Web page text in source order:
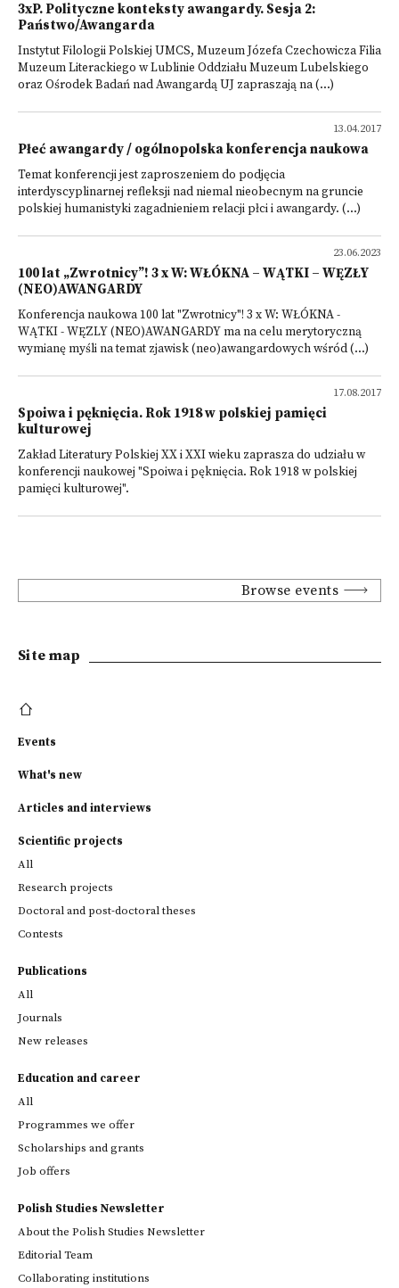
3xP. Polityczne konteksty awangardy. Sesja 2:
Państwo/Awangarda
Instytut Filologii Polskiej UMCS, Muzeum Józefa Czechowicza Filia
Muzeum Literackiego w Lublinie Oddziału Muzeum Lubelskiego
oraz Ośrodek Badań nad Awangardą UJ zapraszają na (...)
13.04.2017
Płeć awangardy / ogólnopolska konferencja naukowa
Temat konferencji jest zaproszeniem do podjęcia
interdyscyplinarnej refleksji nad niemal nieobecnym na gruncie
polskiej humanistyki zagadnieniem relacji płci i awangardy. (...)
23.06.2023
100 lat „Zwrotnicy”! 3 x W: WŁÓKNA – WĄTKI – WĘZŁY
(NEO)AWANGARDY
Konferencja naukowa 100 lat "Zwrotnicy"! 3 x W: WŁÓKNA -
WĄTKI - WĘZLY (NEO)AWANGARDY ma na celu merytoryczną
wymianę myśli na temat zjawisk (neo)awangardowych wśród (...)
17.08.2017
Spoiwa i pęknięcia. Rok 1918 w polskiej pamięci
kulturowej
Zakład Literatury Polskiej XX i XXI wieku zaprasza do udziału w
konferencji naukowej "Spoiwa i pęknięcia. Rok 1918 w polskiej
pamięci kulturowej".
Browse events
Site map
Events
What's new
Articles and interviews
Scientific projects
All
Research projects
Doctoral and post-doctoral theses
Contests
Publications
All
Journals
New releases
Education and career
All
Programmes we offer
Scholarships and grants
Job offers
Polish Studies Newsletter
About the Polish Studies Newsletter
Editorial Team
Collaborating institutions